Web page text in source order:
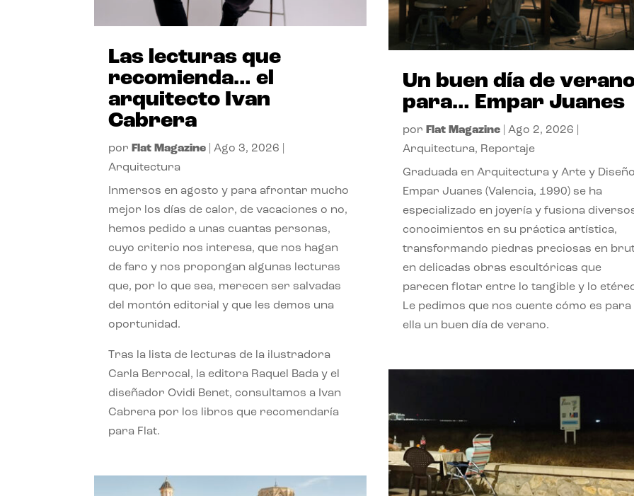
Las lecturas que
recomienda… el
arquitecto Ivan
Cabrera
por Flat Magazine |Ago 3, 2026
Arquitectura
Inmersos en agosto y para afrontar mucho
mejor los días de calor, de vacaciones o no,
hemos pedido a unas cuantas personas,
cuyo criterio nos interesa, que nos hagan
de faro y nos propongan algunas lecturas
que, por lo que sea, merecen ser salvadas
del montón editorial y que les demos una
oportunidad.
Tras la lista de lecturas de la ilustradora
Carla Berrocal, la editora Raquel Bada y el
diseñador Ovidi Benet, consultamos a Ivan
Cabrera por los libros que recomendaría
para Flat.
Un buen día de
para… Empar Juanes
por Flat Magazine| Ago 2, 2026
Arquitectura, Reportaje
Graduada en Arquitectura y Arte y
Empar Juanes (Valencia, 1990) se ha
especializado en joyería y fusiona
conocimientos en su práctica artística,
transformando piedras preciosas en
en delicadas obras escultóricas que
parecen flotar entre lo tangible y lo
Le pedimos que nos cuente cómo es para
ella un buen día de verano.